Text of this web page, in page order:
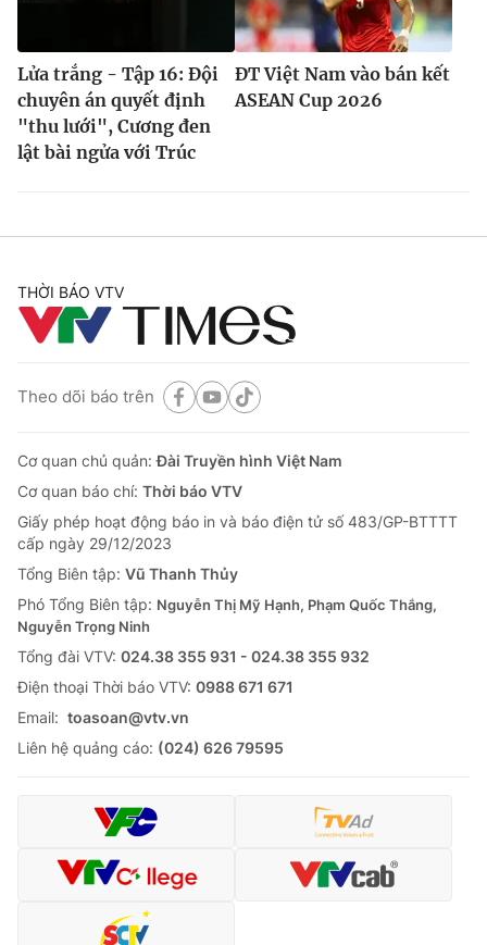
Lửa trắng - Tập 16: Đội
chuyên án quyết định
"thu lưới", Cương đen
lật bài ngửa với Trúc
ĐT Việt Nam vào bán kết
ASEAN Cup 2026
THỜI BÁO VTV
Theo dõi báo trên
Cơ quan chủ quản:Đài Truyền hình Việt Nam
Cơ quan báo chí: Thời báo VTV
Giấy phép hoạt động báo in và báo điện tử số 483/GP-BTTTT
cấp ngày 29/12/2023
Tổng Biên tập: Vũ Thanh Thủy
Phó Tổng Biên tập: Nguyễn Thị Mỹ Hạnh, Phạm Quốc Thắng,
Nguyễn Trọng Ninh
Tổng đài VTV: 024.38 355 931 - 024.38 355 932
Ðiện thoại Thời báo VTV: 0988 671 671
Email: toasoan@vtv.vn
Liên hệ quảng cáo: (024) 626 79595